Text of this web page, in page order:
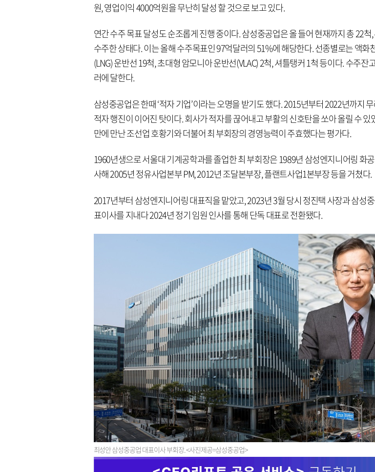
원, 영업이익 4000억원을 무난히 달성 할 것으로 보고 있다.
연간 수주 목표 달성도 순조롭게 진행 중이다. 삼성중공업은 올 들어 현재까지 총 22
수주한 상태다. 이는 올해 수주목표인 97억달러의 51%에 해당한다. 선종별로는 액화
(LNG) 운반선 19척, 초대형 암모니아 운반선(VLAC) 2척, 셔틀탱커 1척 등이다. 수주잔
러에 달한다.
삼성중공업은 한때 ‘적자 기업’이라는 오명을 받기도 했다. 2015년부터 2022년까지
적자 행진이 이어진 탓이다. 회사가 적자를 끊어내고 부활의 신호탄을 쏘아 올릴 수 있
만에 만난 조선업 호황기와 더불어 최 부회장의 경영능력이 주효했다는 평가다.
1960년생으로 서울대 기계공학과를 졸업한 최 부회장은 1989년 삼성엔지니어링 화
사해 2005년 정유사업본부 PM, 2012년 조달본부장, 플랜트사업1본부장 등을 거쳤다.
2017년부터 삼성엔지니어링 대표직을 맡았고, 2023년 3월 당시 정진택 사장과 삼성
표이사를 지내다 2024년 정기 임원 인사를 통해 단독 대표로 전환됐다.
최성안 삼성중공업 대표이사 부회장. <사진제공=삼성중공업>